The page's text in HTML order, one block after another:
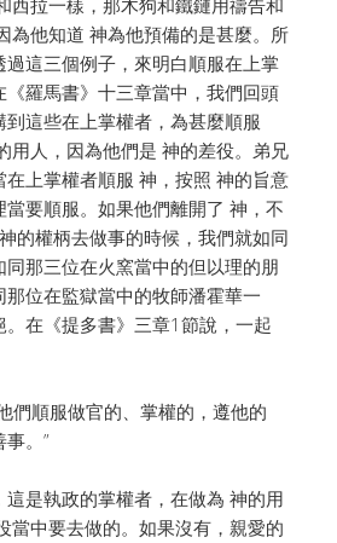
西拉一樣，那木狗和鐵鏈用禱告和
為他知道 神為他預備的是甚麼。所
過這三個例子，來明白順服在上掌
羅馬書》十三章當中，我們回頭
這些在上掌權者，為甚麼順服
用人，因為他們是 神的差役。弟兄
上掌權者順服 神，按照 神的旨意
要順服。如果他們離開了 神，不
的權柄去做事的時候，我們就如同
那三位在火窯當中的但以理的朋
位在監獄當中的牧師潘霍華一
在《提多書》三章1節說，一起
們順服做官的、掌權的，遵他的
。”
是執政的掌權者，在做為 神的用
當中要去做的。如果沒有，親愛的